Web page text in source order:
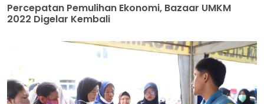
Percepatan Pemulihan Ekonomi, Bazaar UMKM
2022 Digelar Kembali